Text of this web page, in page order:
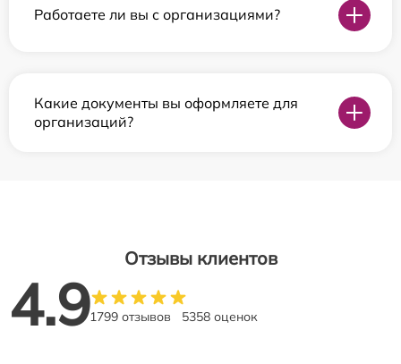
Работаете ли вы с организациями?
Какие документы вы оформляете для
организаций?
Отзывы клиентов
4.91799 отзывов 5358 оценок